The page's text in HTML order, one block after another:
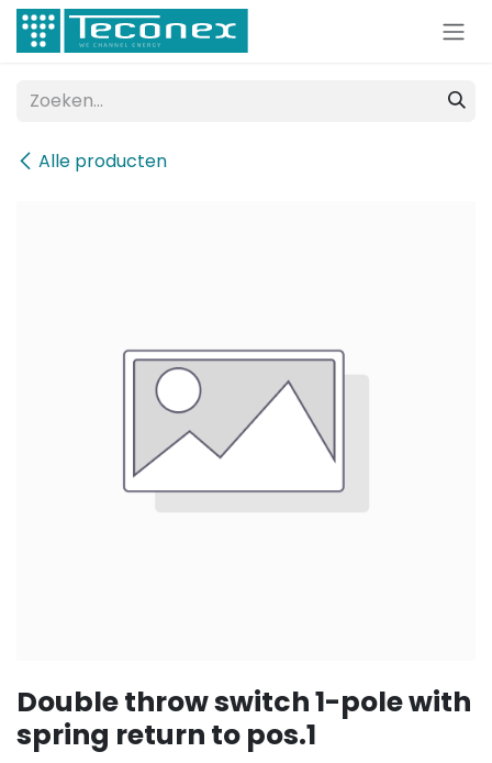
Overslaan naar inhoud
Alle producten
Double throw switch 1-pole with
spring return to pos.1